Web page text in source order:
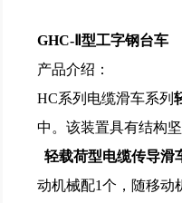
GHC-Ⅱ型工字钢台车
产品介绍：
HC系列电缆滑车系列
中。该装置具有结构
轻载荷型电缆传导滑
动机械配1个，随移动